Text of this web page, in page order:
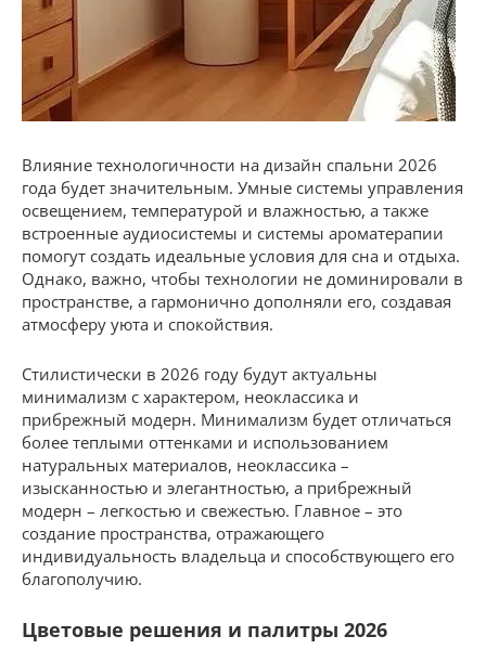
Влияние технологичности на дизайн спальни 2026
года будет значительным. Умные системы управления
освещением, температурой и влажностью, а также
встроенные аудиосистемы и системы ароматерапии
помогут создать идеальные условия для сна и отдыха.
Однако, важно, чтобы технологии не доминировали в
пространстве, а гармонично дополняли его, создавая
атмосферу уюта и спокойствия.
Стилистически в 2026 году будут актуальны
минимализм с характером, неоклассика и
прибрежный модерн. Минимализм будет отличаться
более теплыми оттенками и использованием
натуральных материалов, неоклассика –
изысканностью и элегантностью, а прибрежный
модерн – легкостью и свежестью. Главное – это
создание пространства, отражающего
индивидуальность владельца и способствующего его
благополучию.
Цветовые решения и палитры 2026